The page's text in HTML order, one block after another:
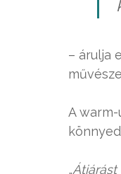
– árulja
A
„Átjárást